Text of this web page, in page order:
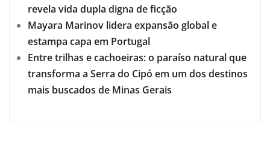
revela vida dupla digna de ficção
Mayara Marinov lidera expansão global e
estampa capa em Portugal
Entre trilhas e cachoeiras: o paraíso natural que
transforma a Serra do Cipó em um dos destinos
mais buscados de Minas Gerais